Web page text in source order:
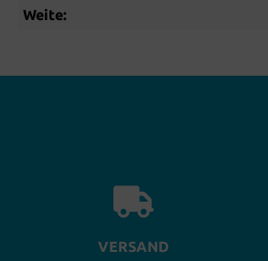
Weite:
VERSAND